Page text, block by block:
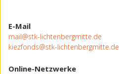
E-Mail
mail@stk-lichtenbergmitte.de
kiezfonds@stk-lichtenbergmitte.de
Online-Netzwerke